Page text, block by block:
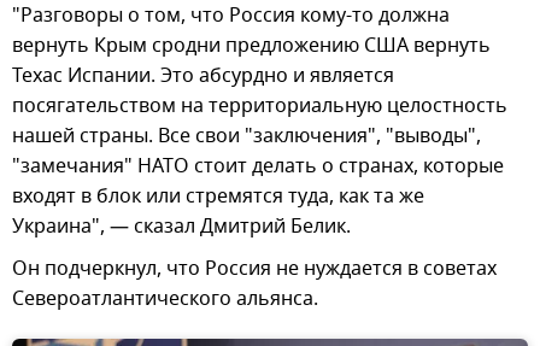
"Разговоры о том, что Россия кому-то должна
вернуть Крым сродни предложению США вернуть
Техас Испании. Это абсурдно и является
посягательством на территориальную целостность
нашей страны. Все свои "заключения", "выводы",
"замечания" НАТО стоит делать о странах, которые
входят в блок или стремятся туда, как та же
Украина", — сказал Дмитрий Белик.
Он подчеркнул, что Россия не нуждается в советах
Североатлантического альянса.